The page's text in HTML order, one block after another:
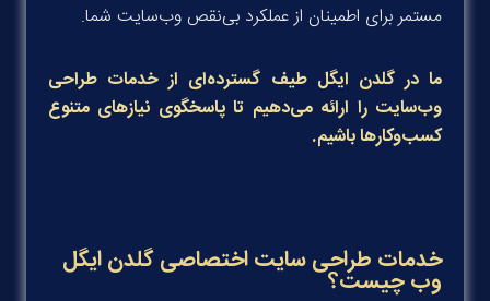
مستمر برای اطمینان از عملکرد بی‌نقص وب‌سایت شما.
ما در گلدن ایگل طیف گسترده‌ای از خدمات طراحی
وب‌سایت را ارائه می‌دهیم تا پاسخگوی نیازهای متنوع
کسب‌وکارها باشیم.
خدمات طراحی سایت اختصاصی گلدن ایگل
وب چیست؟